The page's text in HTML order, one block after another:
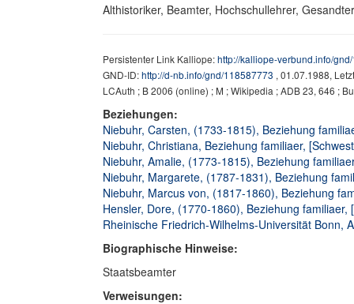
Althistoriker, Beamter, Hochschullehrer,
Persistenter Link Kalliope:http://kalliope-verbund.info/
GND-ID:http://d-nb.info/gnd/118587773 , 01.07.1988,
LCAuth ; B 2006 (online) ; M ; Wikipedia ; ADB 23, 646 ;
Beziehungen:
Niebuhr, Carsten, (1733-1815), Beziehung
Niebuhr, Christiana, Beziehung familiaer,
Niebuhr, Amalie, (1773-1815), Beziehung
Niebuhr, Margarete, (1787-1831), Beziehung
Niebuhr, Marcus von, (1817-1860), Beziehung
Hensler, Dore, (1770-1860), Beziehung familiaer,
Rheinische Friedrich-Wilhelms-Universität Bonn,
Biographische Hinweise:
Staatsbeamter
Verweisungen: